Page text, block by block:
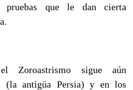
pruebas que le dan cierta
el Zoroastrismo sigue aún
(la antigüa Persia) y en los